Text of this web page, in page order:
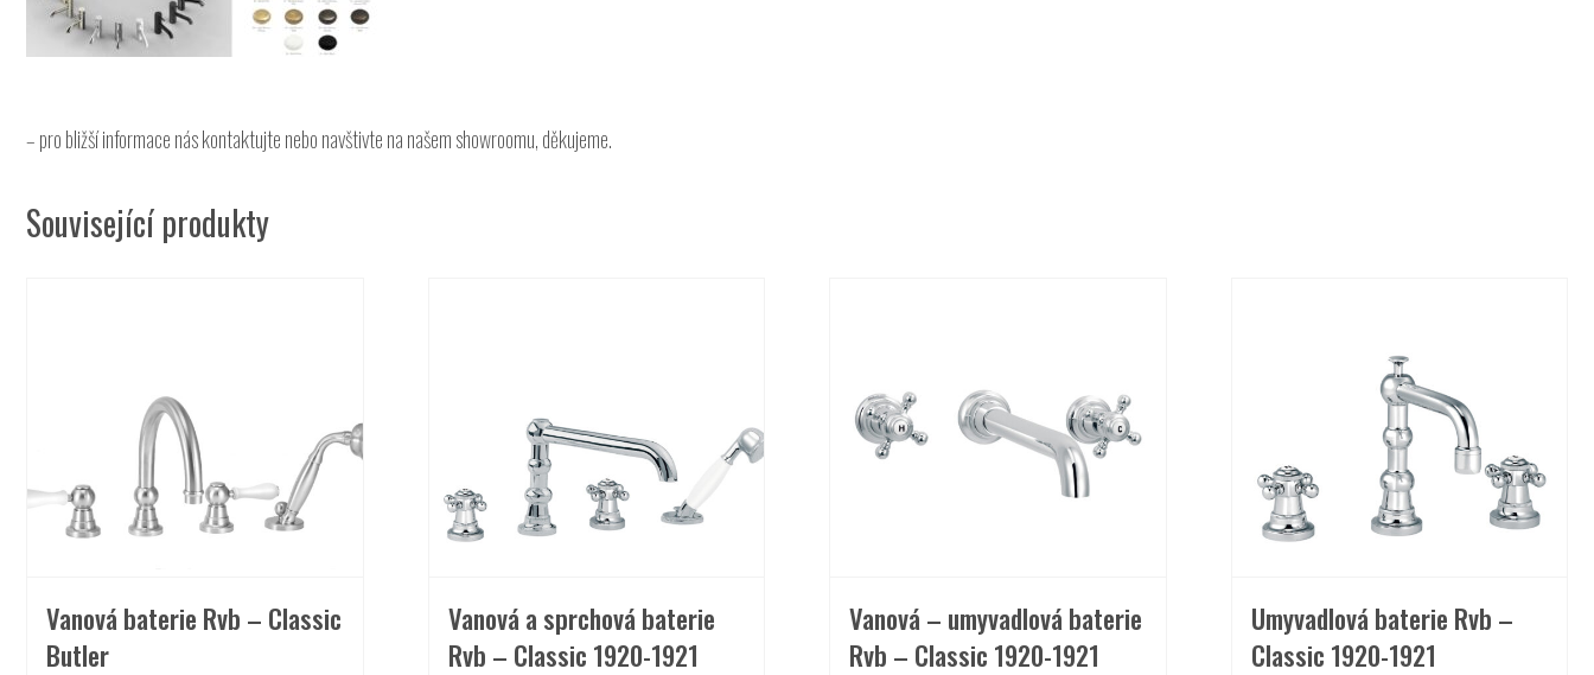
– pro bližší informace nás kontaktujte nebo navštivte na našem showroomu, děkujeme.
Související produkty
Vanová baterie Rvb – Classic
Butler
Vanová a sprchová baterie
Rvb – Classic 1920-1921
Vanová – umyvadlová baterie
Rvb – Classic 1920-1921
Umyvadlová baterie Rvb –
Classic 1920-1921